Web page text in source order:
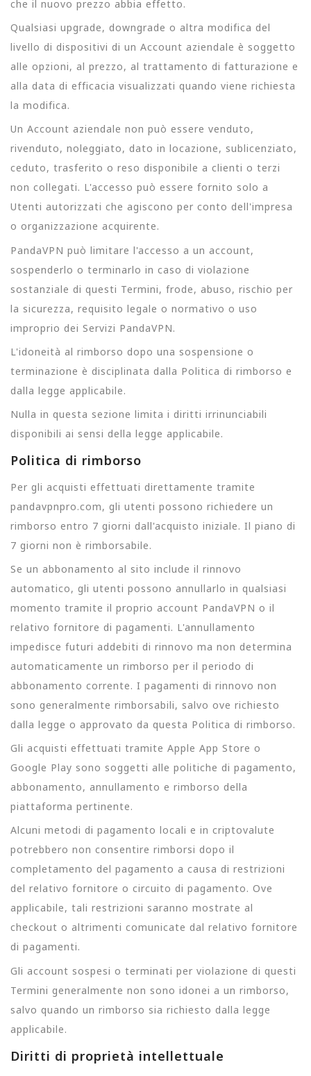
che il nuovo prezzo abbia effetto.
Qualsiasi upgrade, downgrade o altra modifica del
livello di dispositivi di un Account aziendale è soggetto
alle opzioni, al prezzo, al trattamento di fatturazione e
alla data di efficacia visualizzati quando viene richiesta
la modifica.
Un Account aziendale non può essere venduto,
rivenduto, noleggiato, dato in locazione, sublicenziato,
ceduto, trasferito o reso disponibile a clienti o terzi
non collegati. L'accesso può essere fornito solo a
Utenti autorizzati che agiscono per conto dell'impresa
o organizzazione acquirente.
PandaVPN può limitare l'accesso a un account,
sospenderlo o terminarlo in caso di violazione
sostanziale di questi Termini, frode, abuso, rischio per
la sicurezza, requisito legale o normativo o uso
improprio dei Servizi PandaVPN.
L'idoneità al rimborso dopo una sospensione o
terminazione è disciplinata dalla Politica di rimborso e
dalla legge applicabile.
Nulla in questa sezione limita i diritti irrinunciabili
disponibili ai sensi della legge applicabile.
Politica di rimborso
Per gli acquisti effettuati direttamente tramite
pandavpnpro.com, gli utenti possono richiedere un
rimborso entro 7 giorni dall'acquisto iniziale. Il piano di
7 giorni non è rimborsabile.
Se un abbonamento al sito include il rinnovo
automatico, gli utenti possono annullarlo in qualsiasi
momento tramite il proprio account PandaVPN o il
relativo fornitore di pagamenti. L'annullamento
impedisce futuri addebiti di rinnovo ma non determina
automaticamente un rimborso per il periodo di
abbonamento corrente. I pagamenti di rinnovo non
sono generalmente rimborsabili, salvo ove richiesto
dalla legge o approvato da questa Politica di rimborso.
Gli acquisti effettuati tramite Apple App Store o
Google Play sono soggetti alle politiche di pagamento,
abbonamento, annullamento e rimborso della
piattaforma pertinente.
Alcuni metodi di pagamento locali e in criptovalute
potrebbero non consentire rimborsi dopo il
completamento del pagamento a causa di restrizioni
del relativo fornitore o circuito di pagamento. Ove
applicabile, tali restrizioni saranno mostrate al
checkout o altrimenti comunicate dal relativo fornitore
di pagamenti.
Gli account sospesi o terminati per violazione di questi
Termini generalmente non sono idonei a un rimborso,
salvo quando un rimborso sia richiesto dalla legge
applicabile.
Diritti di proprietà intellettuale